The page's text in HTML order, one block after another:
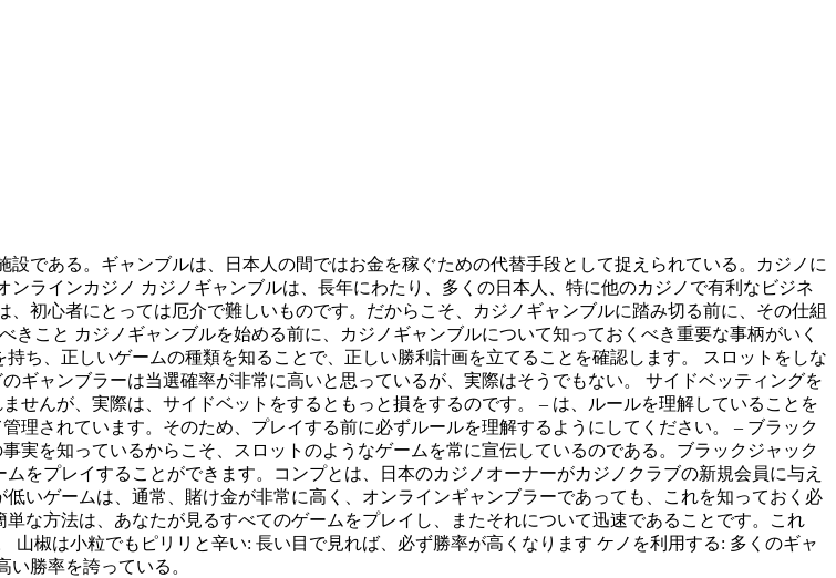
ラインカジノ カジノギャンブルは、長年にわたり、多くの日本人、特に他のカジノで有利なビジネ
初心者にとっては厄介で難しいものです。だからこそ、カジノギャンブルに踏み切る前に、その仕組
こと カジノギャンブルを始める前に、カジノギャンブルについて知っておくべき重要な事柄がいく
ち、正しいゲームの種類を知ることで、正しい勝利計画を立てることを確認します。 スロットをしな
ギャンブラーは当選確率が非常に高いと思っているが、実際はそうでもない。 サイドベッティングを
せんが、実際は、サイドベットをするともっと損をするのです。 – は、ルールを理解していることを
理されています。そのため、プレイする前に必ずルールを理解するようにしてください。 – ブラック
実を知っているからこそ、スロットのようなゲームを常に宣伝しているのである。ブラックジャック
をプレイすることができます。コンプとは、日本のカジノオーナーがカジノクラブの新規会員に与え
いゲームは、通常、賭け金が非常に高く、オンラインギャンブラーであっても、これを知っておく必
な方法は、あなたが見るすべてのゲームをプレイし、またそれについて迅速であることです。これ
椒は小粒でもピリリと辛い: 長い目で見れば、必ず勝率が高くなります ケノを利用する: 多くのギャ
勝率を誇っている。